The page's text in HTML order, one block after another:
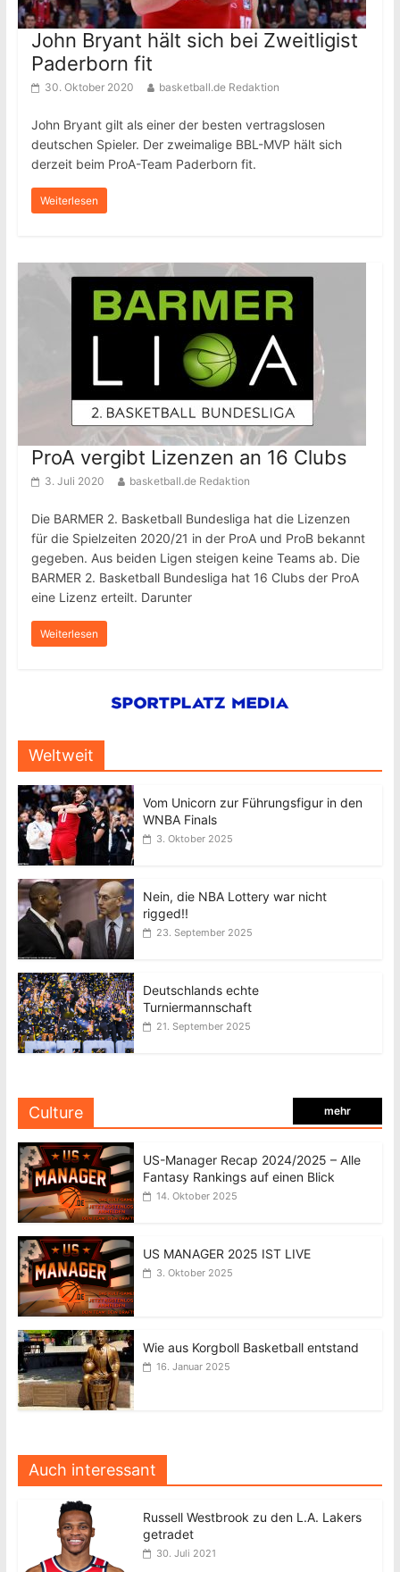
John Bryant hält sich bei Zweitligist
Paderborn fit
30. Oktober 2020 basketball.de Redaktion
John Bryant gilt als einer der besten vertragslosen
deutschen Spieler. Der zweimalige BBL-MVP hält sich
derzeit beim ProA-Team Paderborn fit.
Weiterlesen
ProA vergibt Lizenzen an 16 Clubs
3. Juli 2020 basketball.de Redaktion
Die BARMER 2. Basketball Bundesliga hat die Lizenzen
für die Spielzeiten 2020/21 in der ProA und ProB bekannt
gegeben. Aus beiden Ligen steigen keine Teams ab. Die
BARMER 2. Basketball Bundesliga hat 16 Clubs der ProA
eine Lizenz erteilt. Darunter
Weiterlesen
Weltweit
Vom Unicorn zur Führungsfigur in den
WNBA Finals
3. Oktober 2025
Nein, die NBA Lottery war nicht
rigged!!
23. September 2025
Deutschlands echte
Turniermannschaft
21. September 2025
Culture mehr
US-Manager Recap 2024/2025 – Alle
Fantasy Rankings auf einen Blick
14. Oktober 2025
US MANAGER 2025 IST LIVE
3. Oktober 2025
Wie aus Korgboll Basketball entstand
16. Januar 2025
Auch interessant
Russell Westbrook zu den L.A. Lakers
getradet
30. Juli 2021